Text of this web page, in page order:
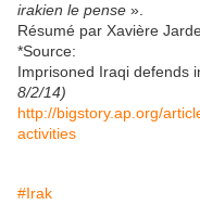
irakien le pense ».
Résumé par Xavière
*Source:
Imprisoned Iraqi defends
8/2/14)
http://bigstory.ap.org/
activities
#Irak